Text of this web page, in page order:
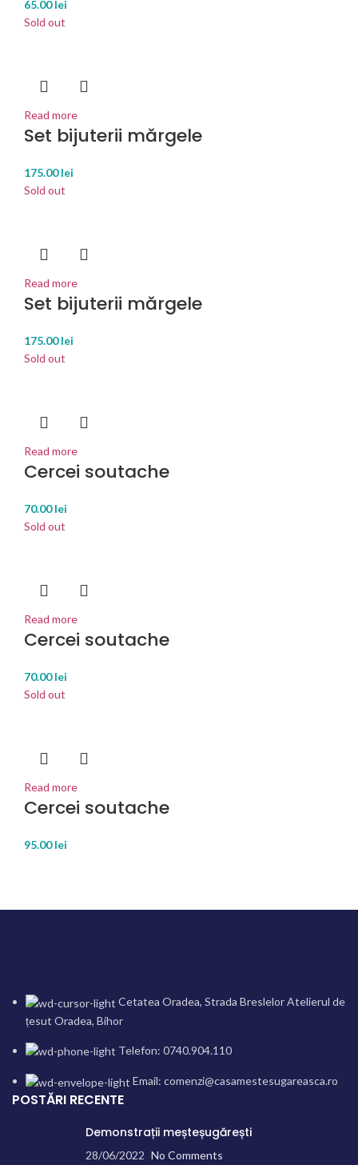
65.00lei
Sold out
Read more
Set bijuterii mărgele
175.00lei
Sold out
Read more
Set bijuterii mărgele
175.00lei
Sold out
Read more
Cercei soutache
70.00lei
Sold out
Read more
Cercei soutache
70.00lei
Sold out
Read more
Cercei soutache
95.00lei
Cetatea Oradea, Strada Breslelor Atelierul de
țesut Oradea, Bihor
Telefon: 0740.904.110
Email: comenzi@casamestesugareasca.ro
POSTĂRI RECENTE
Demonstrații meșteșugărești
28/06/2022 No Comments